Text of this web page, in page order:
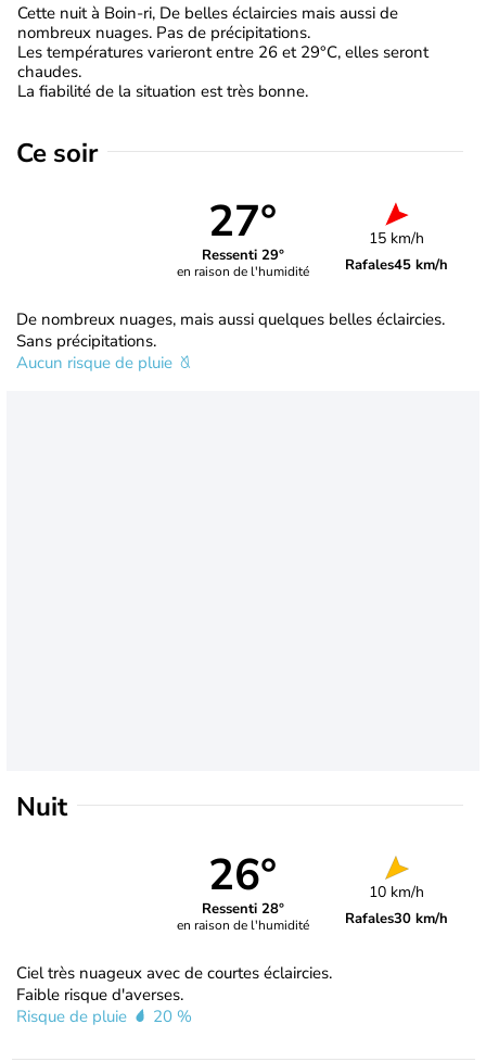
Cette nuit à Boin-ri, De belles éclaircies mais aussi de
nombreux nuages. Pas de précipitations.
Les températures varieront entre 26 et 29°C, elles seront
chaudes.
La fiabilité de la situation est très bonne.
Ce soir
27°
Ressenti 29°
en raison de l'humidité
15 km/h
Rafales45 km/h
De nombreux nuages, mais aussi quelques belles éclaircies.
Sans précipitations.
Aucun risque de pluie
Nuit
26°
Ressenti 28°
en raison de l'humidité
10 km/h
Rafales30 km/h
Ciel très nuageux avec de courtes éclaircies.
Faible risque d'averses.
Risque de pluie
20 %